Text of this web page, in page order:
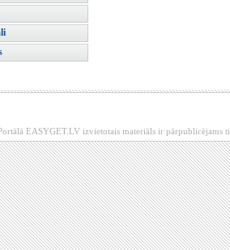
EASYGET.LV izvietotais materiāls ir